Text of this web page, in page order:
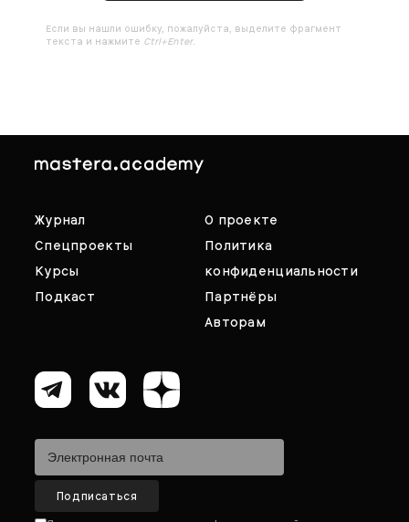
Ecли вы нашли ошибку, пожалуйста, выделите фрагмент
текста и нажмите Ctrl+Enter.
Журнал
Спецпроекты
Курсы
Подкаст
О проекте
Политика
конфиденциальности
Партнёры
Авторам